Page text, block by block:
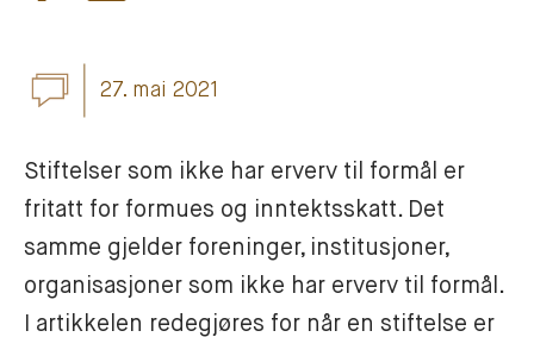
27. mai 2021
Stiftelser som ikke har erverv til formål er
fritatt for formues og inntektsskatt. Det
samme gjelder foreninger, institusjoner,
organisasjoner som ikke har erverv til formål.
I artikkelen redegjøres for når en stiftelse er